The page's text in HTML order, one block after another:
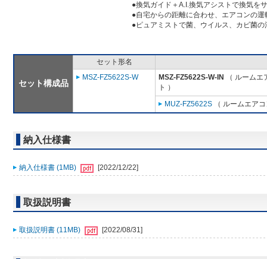
●換気ガイド＋A.I.換気アシストで換気を
●自宅からの距離に合わせ、エアコンの
●ピュアミストで菌、ウイルス、カビ菌の
セット構成品
セット形名
MSZ-FZ5622S-W
MSZ-FZ5622S-W-IN
（ ルーム
ト ）
MUZ-FZ5622S （ ルームエア
納入仕様書
納入仕様書 (1MB) [2022/12/22]
取扱説明書
取扱説明書 (11MB) [2022/08/31]